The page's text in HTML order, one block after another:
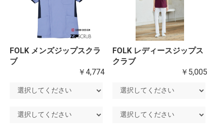
FOLK メンズジップスクラ
ブ
￥4,774
FOLK レディースジップス
クラブ
￥5,005